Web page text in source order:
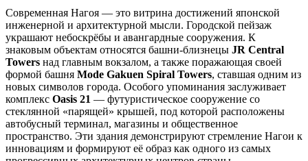
Современная Нагоя — это витрина достижений японской
инженерной и архитектурной мысли. Городской пейзаж
украшают небоскрёбы и авангардные сооружения. К
знаковым объектам относятся башни-близнецы JR Central
Towers над главным вокзалом, а также поражающая своей
формой башня Mode Gakuen Spiral Towers, ставшая одним из
новых символов города. Особого упоминания заслуживает
комплекс Oasis 21 — футуристическое сооружение со
стеклянной «парящей» крышей, под которой расположены
автобусный терминал, магазины и общественное
пространство. Эти здания демонстрируют стремление Нагои к
инновациям и формируют её образ как одного из самых